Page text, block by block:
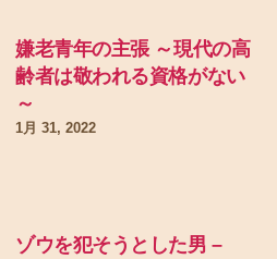
嫌老青年の主張 ～現代の高
齢者は敬われる資格がない
～
1月 31, 2022
ゾウを犯そうとした男 –